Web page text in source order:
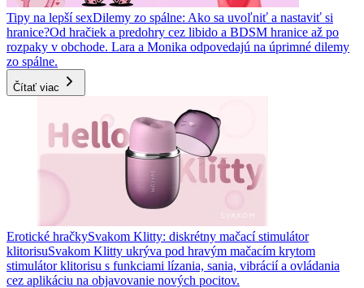
Tipy na lepší sexDilemy zo spálne: Ako sa uvoľniť a nastaviť si
hranice?Od hračiek a predohry cez libido a BDSM hranice až po
rozpaky v obchode. Lara a Monika odpovedajú na úprimné dilemy
zo spálne.
Čítať viac
Erotické hračkySvakom Klitty: diskrétny mačací stimulátor
klitorisuSvakom Klitty ukrýva pod hravým mačacím krytom
stimulátor klitorisu s funkciami lízania, sania, vibrácií a ovládania
cez aplikáciu na objavovanie nových pocitov.